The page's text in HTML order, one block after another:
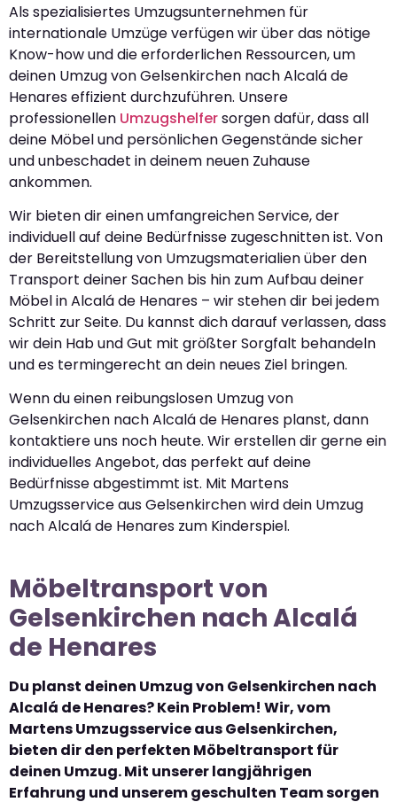
Als spezialisiertes Umzugsunternehmen für
internationale Umzüge verfügen wir über das nötige
Know-how und die erforderlichen Ressourcen, um
deinen Umzug von Gelsenkirchen nach Alcalá de
Henares effizient durchzuführen. Unsere
professionellen Umzugshelfersorgen dafür, dass all
deine Möbel und persönlichen Gegenstände sicher
und unbeschadet in deinem neuen Zuhause
ankommen.
Wir bieten dir einen umfangreichen Service, der
individuell auf deine Bedürfnisse zugeschnitten ist. Von
der Bereitstellung von Umzugsmaterialien über den
Transport deiner Sachen bis hin zum Aufbau deiner
Möbel in Alcalá de Henares – wir stehen dir bei jedem
Schritt zur Seite. Du kannst dich darauf verlassen, dass
wir dein Hab und Gut mit größter Sorgfalt behandeln
und es termingerecht an dein neues Ziel bringen.
Wenn du einen reibungslosen Umzug von
Gelsenkirchen nach Alcalá de Henares planst, dann
kontaktiere uns noch heute. Wir erstellen dir gerne ein
individuelles Angebot, das perfekt auf deine
Bedürfnisse abgestimmt ist. Mit Martens
Umzugsservice aus Gelsenkirchen wird dein Umzug
nach Alcalá de Henares zum Kinderspiel.
Möbeltransport von
Gelsenkirchen nach Alcalá
de Henares
Du planst deinen Umzug von Gelsenkirchen nach
Alcalá de Henares? Kein Problem! Wir, vom
Martens Umzugsservice aus Gelsenkirchen,
bieten dir den perfekten Möbeltransport für
deinen Umzug. Mit unserer langjährigen
Erfahrung und unserem geschulten Team sorgen